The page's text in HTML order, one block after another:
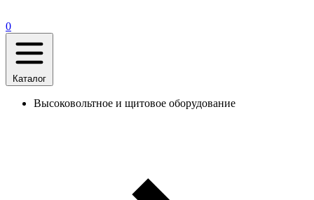
0
Каталог
Высоковольтное и щитовое оборудование